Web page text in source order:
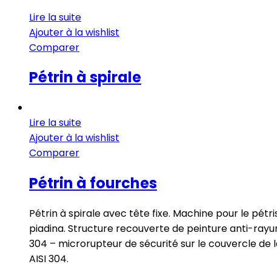
Lire la suite
Ajouter à la wishlist
Comparer
Pétrin à spirale
Lire la suite
Ajouter à la wishlist
Comparer
Pétrin à fourches
Pétrin à spirale avec tête fixe. Machine pour le
piadina. Structure recouverte de peinture anti-
304 – microrupteur de sécurité sur le couvercle
AISI 304.